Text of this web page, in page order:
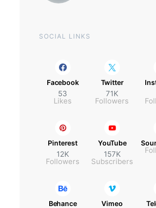
SOCIAL LINKS
Facebook
53
Likes
Twitter
71K
Followers
Pinterest
12K
Followers
YouTube
157K
Subscribers
Behance Vimeo